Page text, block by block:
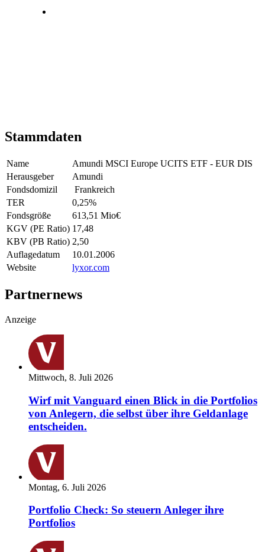
Stammdaten
Name
Amundi MSCI Europe UCITS ETF - EUR DIS
Herausgeber
Amundi
Fondsdomizil
Frankreich
TER
0,25%
Fondsgröße
613,51 Mio€
KGV (PE Ratio) 17,48
KBV (PB Ratio) 2,50
Auflagedatum
10.01.2006
Website
lyxor.com
Partnernews
Anzeige
Mittwoch, 8. Juli 2026
Wirf mit Vanguard einen Blick in die Portfolios
von Anlegern, die selbst über ihre Geldanlage
entscheiden.
Montag, 6. Juli 2026
Portfolio Check: So steuern Anleger ihre
Portfolios